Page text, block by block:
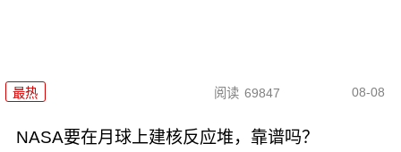
最热 阅读 69847 08-08
NASA要在月球上建核反应堆，靠谱吗？